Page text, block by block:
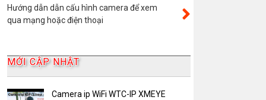
YooSee
Bảng Báo Giá AKwell
Bộ Camera Quan sát
Hướng dẫn dẫn cấu hình camera để xem
qua mạng hoặc điện thoại
MỚI CẬP NHẬT
Camera ip WiFi WTC-IP XMEYE